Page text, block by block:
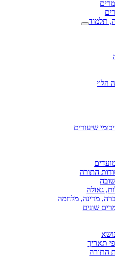
תלמוד
הלוי
שיעורים
התורה
גאולה
מדינה, מלחמה
שונים
תאריך
התורה